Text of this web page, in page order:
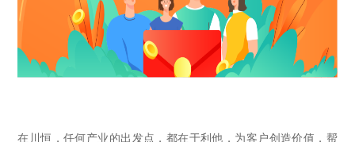
在川恒，任何产业的出发点，都在于利他，为客户创造价值，帮